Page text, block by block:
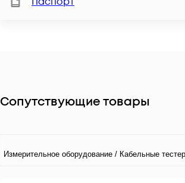
Сопутствующие товары
Измерительное оборудование / Кабельные